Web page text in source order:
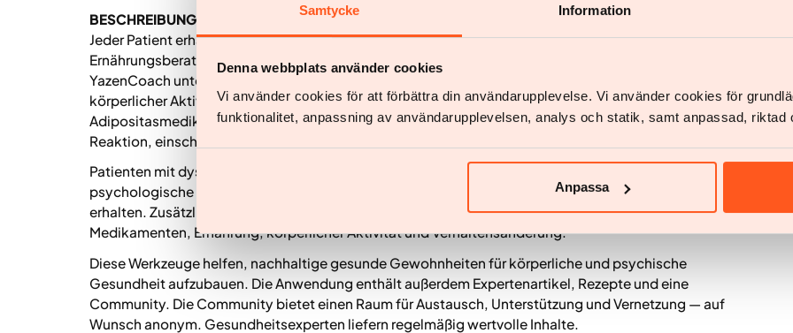
Samtycke Information
Denna webbplats använder cookies
Vi använder cookies för att förbättra din användarupplevelse. Vi använder cookies för
funktionalitet, anpassning av användarupplevelsen, analys och statik, samt anpassad, riktad
Anpassa
BESCHREIBUNG
Jeder Patient erhält einen persönlichen Arzt sowie einen YazenCoach (Pflegefachperson,
Ernährungsberater oder Physiotherapeut mit Adipositasexpertise) für kontinuierliche Betreuung. Der
YazenCoach unterstützt Patienten bei Ernährungsplanung zur Erreichung eines Energiedefizits,
körperlicher Aktivität, Motivation und Verhaltensänderungen. Der Arzt nutzt moderne
Adipositasmedikamente und passt die Behandlung individuell an, basierend auf der beobachteten
Reaktion, einschließlich Veränderungen in Appetit, Hunger, Sättigung und Verhalten.
Patienten mit dysfunktionalem Essverhalten oder Essstörungen erhalten verpflichtende
psychologische Unterstützung. Andere Patienten können bei Bedarf psychologische Beratung
erhalten. Zusätzlich bietet das strukturierte Bildungsprogramm CHANGE acht Module zu Adipositas,
Medikamenten, Ernährung, körperlicher Aktivität und Verhaltensänderung.
Diese Werkzeuge helfen, nachhaltige gesunde Gewohnheiten für körperliche und psychische
Gesundheit aufzubauen. Die Anwendung enthält außerdem Expertenartikel, Rezepte und eine
Community. Die Community bietet einen Raum für Austausch, Unterstützung und Vernetzung — auf
Wunsch anonym. Gesundheitsexperten liefern regelmäßig wertvolle Inhalte.